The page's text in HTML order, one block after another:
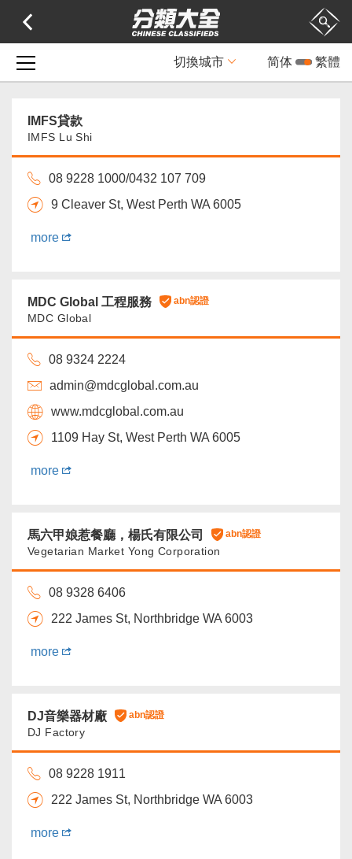
简体 繁體
切換城市
IMFS貸款
IMFS Lu Shi
08 9228 1000/0432 107 709
9 Cleaver St, West Perth WA 6005
more
MDC Global 工程服務 abn認證
MDC Global
08 9324 2224
admin@mdcglobal.com.au
www.mdcglobal.com.au
1109 Hay St, West Perth WA 6005
more
馬六甲娘惹餐廳，楊氏有限公司 abn認證
Vegetarian Market Yong Corporation
08 9328 6406
222 James St, Northbridge WA 6003
more
DJ音樂器材廠 abn認證
DJ Factory
08 9228 1911
222 James St, Northbridge WA 6003
more